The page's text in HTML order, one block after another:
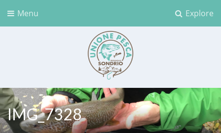
Explore
Menu
Unione Pesca Sondrio
IMG_7328